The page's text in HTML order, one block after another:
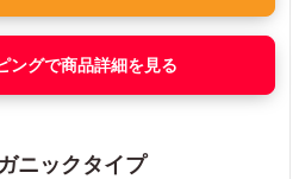
ングで商品詳細を見る
ニックタイプ